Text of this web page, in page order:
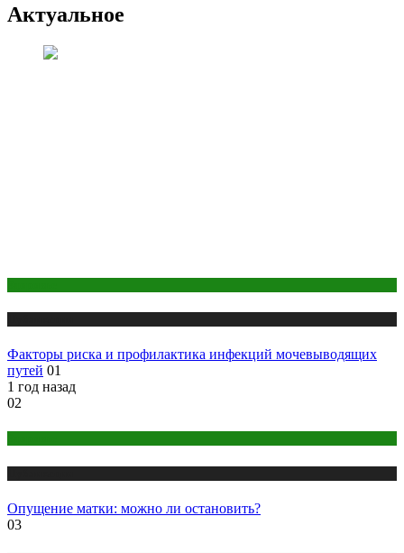
Актуальное
Факторы риска и профилактика инфекций мочевыводящих
путей 01
1 год назад
02
Опущение матки: можно ли остановить?
03